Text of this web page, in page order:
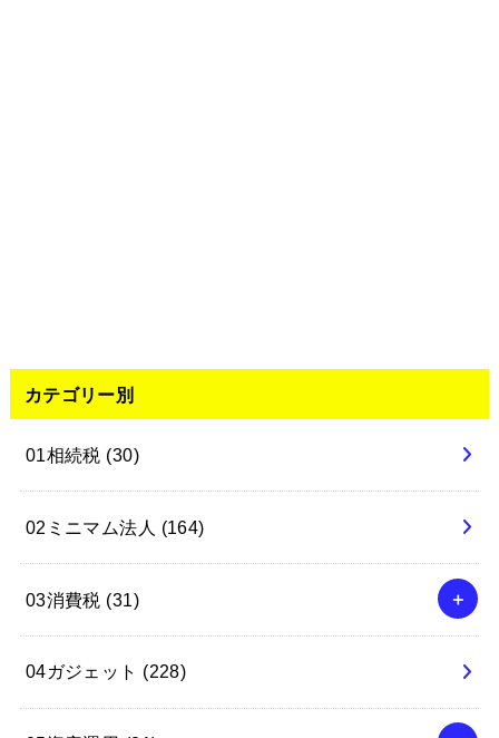
カテゴリー別
01相続税 (30)
02ミニマム法人 (164)
03消費税 (31)
04ガジェット (228)